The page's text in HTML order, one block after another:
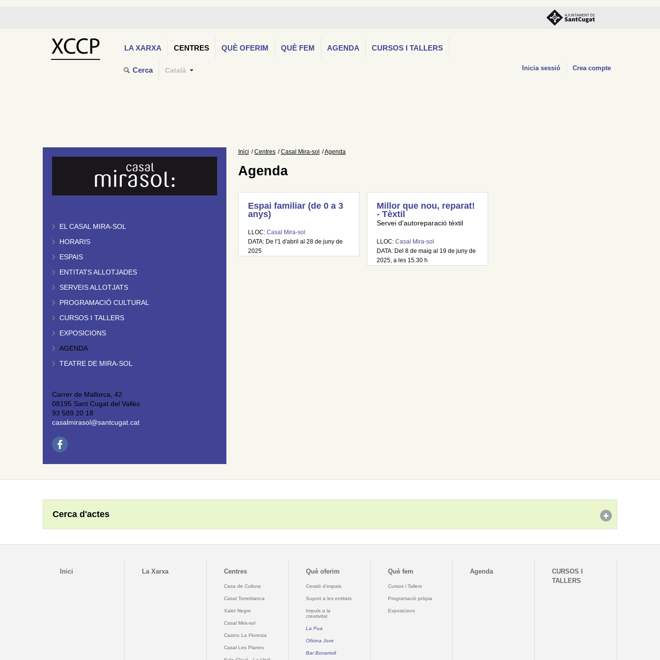
LA XARXA CENTRES QUÈ OFERIM QUÈ FEM AGENDA CURSOS I TALLERS
Cerca Català Inicia sessió Crea compte
EL CASAL MIRA-SOL
HORARIS
ESPAIS
ENTITATS ALLOTJADES
SERVEIS ALLOTJATS
PROGRAMACIÓ CULTURAL
CURSOS I TALLERS
EXPOSICIONS
AGENDA
TEATRE DE MIRA-SOL
Carrer de Mallorca, 42
08195 Sant Cugat del Vallès
93 589 20 18
casalmirasol@santcugat.cat
Inici Centres Casal Mira-sol Agenda
Agenda
Espai familiar (de 0 a 3
anys)
LLOC: Casal Mira-sol
DATA: De l'1 d'abril al 28 de juny de
2025
Millor que nou, reparat!
- Tèxtil
Servei d'autoreparació tèxtil
LLOC:Casal Mira-sol
DATA: Del 8 de maig al 19 de juny de
2025, a les 15.30 h
Cerca d'actes
Inici La Xarxa Centres
Casa de Cultura
Casal Torreblanca
Xalet Negre
Casal Mira-sol
Casino La Floresta
Casal Les Planes
Què oferim
Cessió d'espais
Suport a les entitats
Impuls a la
creativitat
La Pua
Oficina Jove
Bar Bocamoll
Què fem
Cursos i Tallers
Programació pròpia
Exposicions
Agenda
CURSOS I
TALLERS